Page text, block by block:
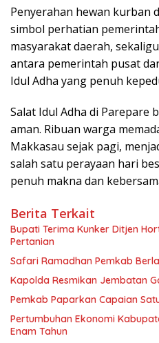
Penyerahan hewan kurban
simbol perhatian
masyarakat daerah,
antara pemerintah pusat
Idul Adha yang penuh
Salat Idul Adha di Parepare
aman. Ribuan warga
Makkasau sejak pagi,
salah satu perayaan hari
penuh makna dan
Berita Terkait
Bupati Terima Kunker Ditjen
Pertanian
Safari Ramadhan Pemkab
Kapolda Resmikan Jembatan
Pemkab Paparkan Capaian
Pertumbuhan Ekonomi
Enam Tahun